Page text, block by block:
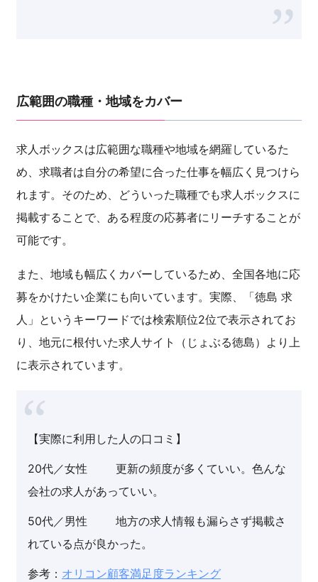
広範囲の職種・地域をカバー
求人ボックスは広範囲な職種や地域を網羅しているた
め、求職者は自分の希望に合った仕事を幅広く見つけら
れます。そのため、どういった職種でも求人ボックスに
掲載することで、ある程度の応募者にリーチすることが
可能です。
また、地域も幅広くカバーしているため、全国各地に応
募をかけたい企業にも向いています。実際、「徳島 求
人」というキーワードでは検索順位2位で表示されてお
り、地元に根付いた求人サイト（じょぶる徳島）より上
に表示されています。
【実際に利用した人の口コミ】
20代／女性 更新の頻度が多くていい。色んな
会社の求人があっていい。
50代／男性 地方の求人情報も漏らさず掲載さ
れている点が良かった。
参考： オリコン顧客満足度ランキング